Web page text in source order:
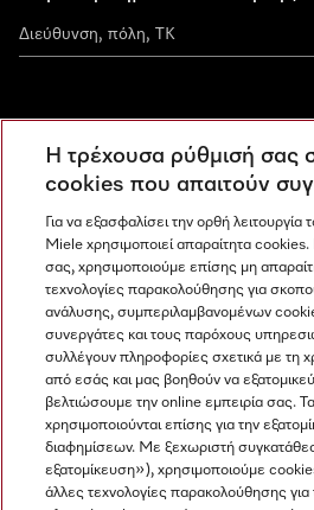
Ανακαλύψτε τα Miele Experience
Newsletter
Miele στο Instagram
Miele στο Facebook
Miele στο Youtube
Η τρέχουσα ρύθμισή σας
cookies που απαιτούν
Για να εξασφαλίσει την ορθή λειτουργία
Miele χρησιμοποιεί απαραίτητα
σας, χρησιμοποιούμε επίσης μη
τεχνολογίες παρακολούθησης για
ανάλυσης, συμπεριλαμβανομένων
συνεργάτες και τους παρόχους
συλλέγουν πληροφορίες σχετικά με τη
από εσάς και μας βοηθούν να
βελτιώσουμε την online εμπειρία σας.
χρησιμοποιούνται επίσης για την
διαφημίσεων. Με ξεχωριστή
εξατομίκευση»), χρησιμοποιούμε
άλλες τεχνολογίες παρακολούθησης για